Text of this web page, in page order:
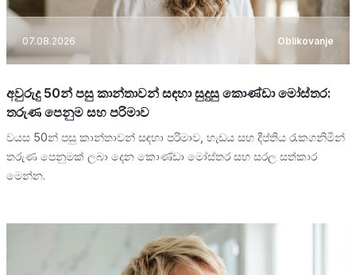
07.08.2026 Oblikovanje
අවුරුදු 50න් පසු කාන්තාවන් සඳහා සුදුසු කොණ්ඩා මෝස්තර:
තරුණ පෙනුම සහ පරිමාව
වයස 50න් පසු කාන්තාවන් සඳහා පරිමාව, හැඩය සහ දීප්තිය රැකගනිමින්
තරුණ පෙනුමක් ලබා දෙන කොණ්ඩා මෝස්තර සහ සරල සත්කාර
මෙන්න.